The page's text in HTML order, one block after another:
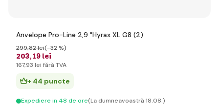
Anvelope Pro-Line 2,9 "Hyrax XL G8 (2)
203,19 lei
299,82 lei(-32 %)
167,93 lei fără TVA
+ 44 puncte
Expediere in 48 de ore(La dumneavoastră 18.08.)